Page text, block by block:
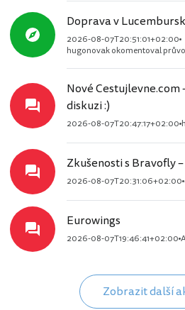
Doprava v
2026-08-07T20:51:01+02:00
hugonovak okomentoval
Nové
diskuzi :)
2026-08-07T20:47:17+02:00
Zkušenosti s Bravofly
2026-08-07T20:31:06+02:00
Eurowings
2026-08-07T19:46:41+02:00
Zobrazit další